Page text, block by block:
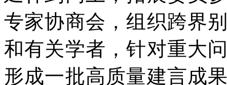
专家协商会，组织跨界
和有关学者，针对重大
形成一批高质量建言成